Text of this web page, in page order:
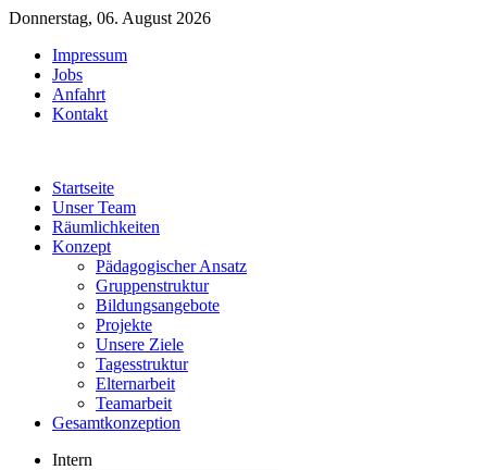
Donnerstag, 06. August 2026
Impressum
Jobs
Anfahrt
Kontakt
Startseite
Unser Team
Räumlichkeiten
Konzept
Pädagogischer Ansatz
Gruppenstruktur
Bildungsangebote
Projekte
Unsere Ziele
Tagesstruktur
Elternarbeit
Teamarbeit
Gesamtkonzeption
Intern